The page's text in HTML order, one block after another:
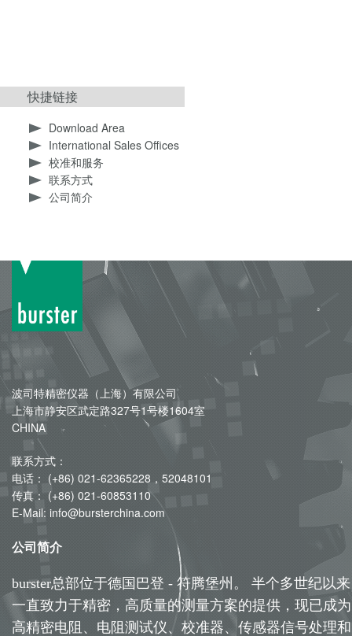
快捷链接
Download Area
International Sales Offices
校准和服务
联系方式
公司简介
波司特精密仪器（上海）有限公司
上海市静安区武定路327号1号楼1604室
CHINA
联系方式：
电话： (+86) 021-62365228，52048101
传真： (+86) 021-60853110
E-Mail: info@bursterchina.com
公司简介
burster总部位于德国巴登 - 符腾堡州。 半个多世纪以来
一直致力于精密，高质量的测量方案的提供，现已成为
高精密电阻、电阻测试仪、校准器、传感器信号处理和